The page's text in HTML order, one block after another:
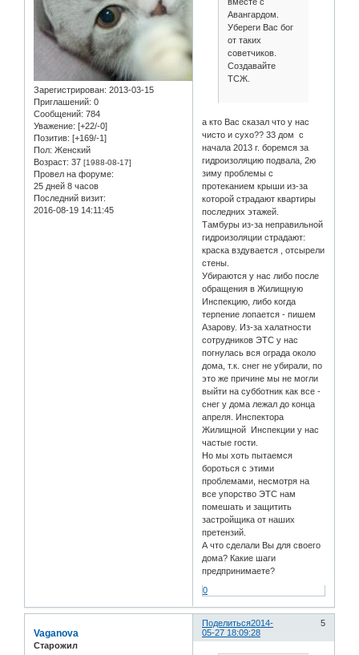
Зарегистрирован: 2013-03-15
Приглашений: 0
Сообщений: 784
Уважение: [+22/-0]
Позитив: [+169/-1]
Пол: Женский
Возраст: 37 [1988-08-17]
Провел на форуме:
25 дней 8 часов
Последний визит:
2016-08-19 14:11:45
Авангардом.
Убереги Вас бог
от таких
советчиков.
Создавайте
ТСЖ.
а кто Вас сказал что у нас
чисто и сухо?? 33 дом с
начала 2013 г. боремся за
гидроизоляцию подвала, 2ю
зиму проблемы с
протеканием крыши из-за
которой страдают квартиры
последних этажей.
Тамбуры из-за неправильной
гидроизоляции страдают:
краска вздувается , отсырели
стены.
Убираются у нас либо после
обращения в Жилищную
Инспекцию, либо когда
терпение лопается - пишем
Азарову. Из-за халатности
сотрудников ЭТС у нас
погнулась вся ограда около
дома, т.к. снег не убирали, по
это же причине мы не могли
выйти на субботник как все -
снег у дома лежал до конца
апреля. Инспектора
Жилищной Инспекции у нас
частые гости.
Но мы хоть пытаемся
бороться с этими
проблемами, несмотря на
все упорство ЭТС нам
помешать и защитить
застройщика от наших
претензий.
А что сделали Вы для своего
дома? Какие шаги
предпринимаете?
0
Поделиться 5
2014-
05-27 18:09:28
Vaganova
Старожил